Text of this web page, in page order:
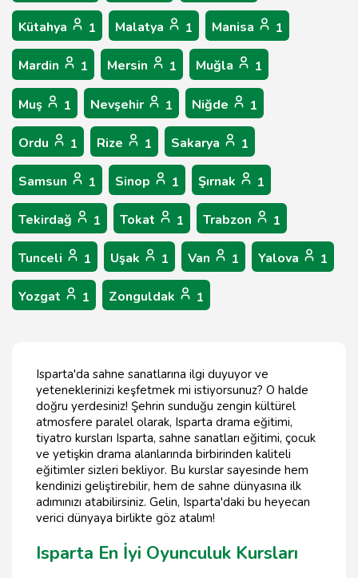
Kütahya 1 Malatya 1 Manisa 1
Mardin 1 Mersin 1 Muğla 1
Muş 1 Nevşehir 1 Niğde 1
Ordu 1 Rize 1 Sakarya 1
Samsun 1 Sinop 1 Şırnak 1
Tekirdağ 1 Tokat 1 Trabzon 1
Tunceli 1 Uşak 1 Van 1 Yalova 1
Yozgat 1 Zonguldak 1
Isparta'da sahne sanatlarına ilgi duyuyor ve
yeteneklerinizi keşfetmek mi istiyorsunuz? O halde
doğru yerdesiniz! Şehrin sunduğu zengin kültürel
atmosfere paralel olarak, Isparta drama eğitimi,
tiyatro kursları Isparta, sahne sanatları eğitimi, çocuk
ve yetişkin drama alanlarında birbirinden kaliteli
eğitimler sizleri bekliyor. Bu kurslar sayesinde hem
kendinizi geliştirebilir, hem de sahne dünyasına ilk
adımınızı atabilirsiniz. Gelin, Isparta'daki bu heyecan
verici dünyaya birlikte göz atalım!
Isparta En İyi Oyunculuk Kursları